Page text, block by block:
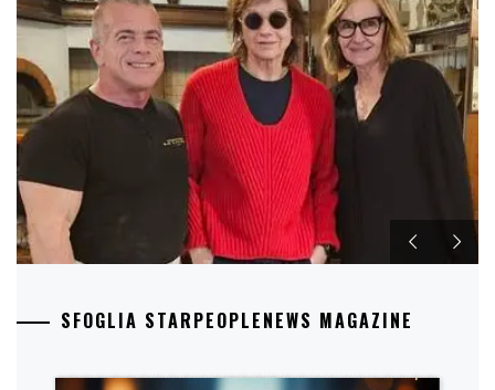
SFOGLIA STARPEOPLENEWS MAGAZINE